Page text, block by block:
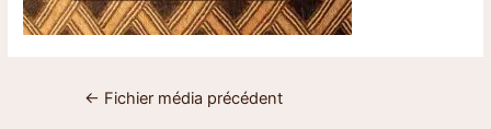
← Fichier média précédent